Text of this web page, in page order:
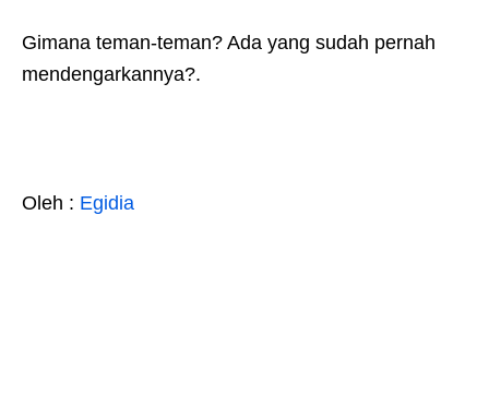
Gimana teman-teman? Ada yang sudah pernah
mendengarkannya?.
Oleh : Egidia